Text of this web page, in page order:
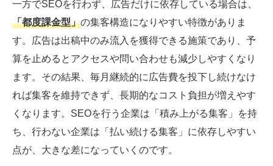
一方でSEOを行わず、広告だけに依存している場合は、
「都度課金型」の集客構造になりやすい特徴がありま
す。広告は出稿中のみ流入を獲得できる施策であり、予
算を止めるとアクセスや問い合わせも減少しやすくなり
ます。その結果、毎月継続的に広告費を投下し続けなけ
れば集客を維持できず、長期的なコスト負担が増えやす
くなります。SEOを行う企業は「積み上がる集客」を持
ち、行わない企業は「払い続ける集客」に依存しやすい
点が、大きな差になっていくのです。